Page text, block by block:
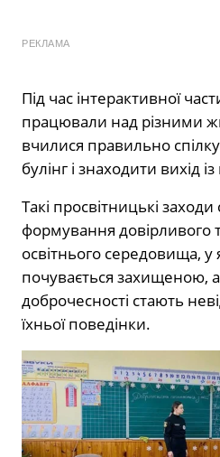
РЕКЛАМА
Під час інтерактивної
працювали над різними
вчилися правильно
булінг і знаходити вихід
Такі просвітницькі
формування довірливого
освітнього середовища,
почувається захищеною, а
доброчесності стають
їхньої поведінки.